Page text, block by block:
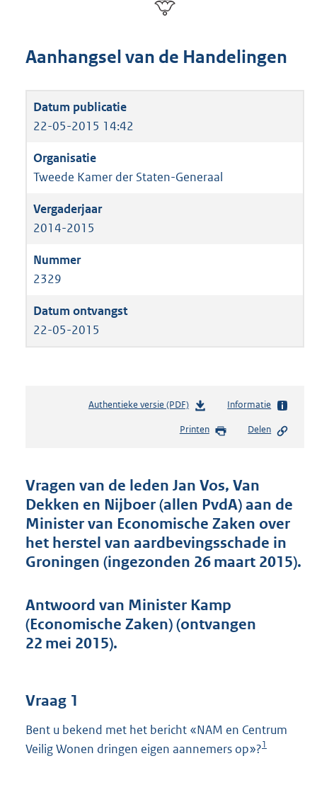
Aanhangsel van de Handelingen
22-05-2015 14:42
Tweede Kamer der Staten-Generaal
2014-2015
2329
22-05-2015
Authentieke versie (PDF)b
s
d
s
g
r
o
t
e
:
Informatie
Printen Delen
Vragen van de leden Jan Vos, Van
Dekken en Nijboer (allen PvdA) aan de
Minister van Economische Zaken over
het herstel van aardbevingsschade in
Groningen (ingezonden 26 maart 2015).
Antwoord van Minister Kamp
(Economische Zaken) (ontvangen
22 mei 2015).
Vraag 1
Bent u bekend met het bericht «NAM en Centrum
Veilig Wonen dringen eigen aannemers op»?1